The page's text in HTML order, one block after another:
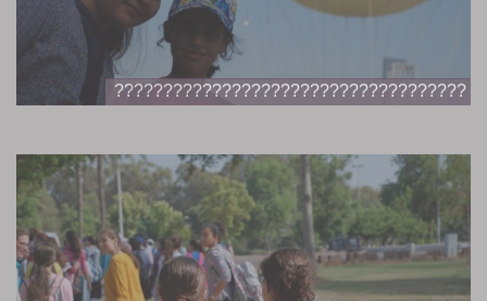
????????????????????????????????????